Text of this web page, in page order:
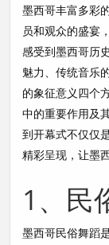
墨西哥丰富多彩
员和观众的盛宴
感受到墨西哥历
魅力、传统音乐
的象征意义四个
中的重要作用及
到开幕式不仅仅
精彩呈现，让墨
1、民
墨西哥民俗舞蹈